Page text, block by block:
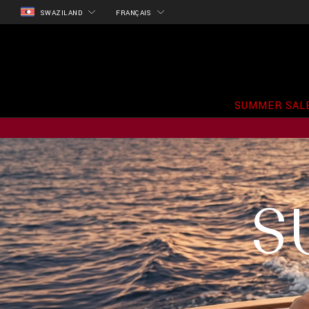
SWAZILAND FRANÇAIS
SUMMER